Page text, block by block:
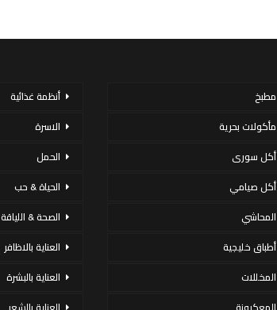
مطبخ
مأكولات بحرية
أكل سورى
أكل صيامي
المحاشي
أطباق خليجية
المخللات
أنظمة غذائية
الاسرة
الحمل
الحياة & حب
الصحة & اللياقة
العناية بالاظافر
العناية بالبشرة